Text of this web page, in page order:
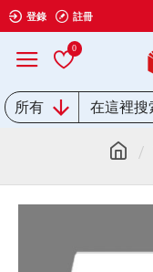
登錄 註冊
0
所有